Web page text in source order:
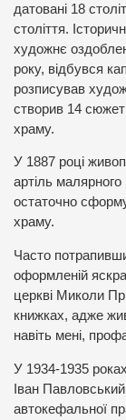
датовані 18
століття.
художнє
року, відбувся
розписував
створив 14
храму.
У 1887 році
артіль
остаточно
храму.
Часто
оформленій
церкві Миколи
книжках, адже
навіть мені,
У 1934-1935
Іван Павловський
автокефальної